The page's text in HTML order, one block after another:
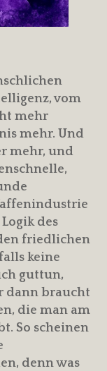
vom
mehr
mehr. Und
mehr, und
des
friedlichen
keine
guttun,
dann braucht
die man am
So scheinen
denn was